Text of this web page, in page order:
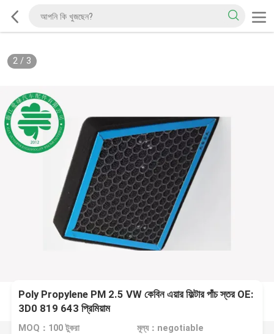
2/ 3
Poly Propylene PM 2.5 VW কেবিন এয়ার ফিল্টার পাঁচ স্তর OE:
3D0 819 643 প্রিমিয়াম
MOQ：100 টুকরা মূল্য：negotiable